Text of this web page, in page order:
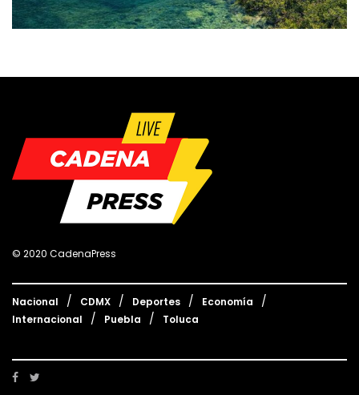
© 2020 CadenaPress
Nacional CDMX Deportes
Economía
Internacional
Puebla Toluca